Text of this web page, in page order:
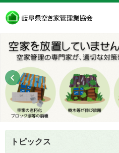
トピックス